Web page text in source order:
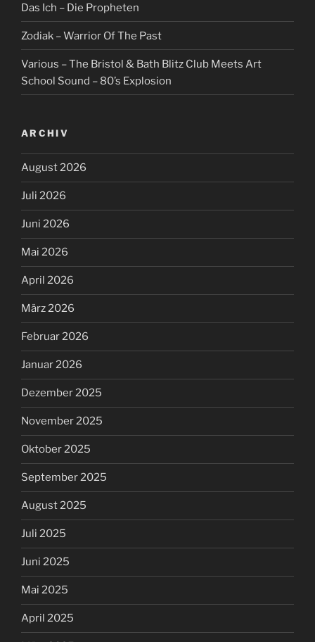
Das Ich – Die Propheten
Zodiak – Warrior Of The Past
Various – The Bristol & Bath Blitz Club Meets Art
School Sound – 80’s Explosion
ARCHIV
August 2026
Juli 2026
Juni 2026
Mai 2026
April 2026
März 2026
Februar 2026
Januar 2026
Dezember 2025
November 2025
Oktober 2025
September 2025
August 2025
Juli 2025
Juni 2025
Mai 2025
April 2025